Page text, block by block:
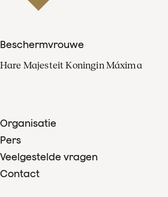
Beschermvrouwe
Hare Majesteit Koningin Máxima
Organisatie
Pers
Veelgestelde vragen
Contact